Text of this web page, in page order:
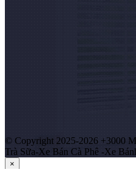
© Copyright 2025-2026 +3000
Trà Sữa-Xe Bán Cà Phê -Xe
×